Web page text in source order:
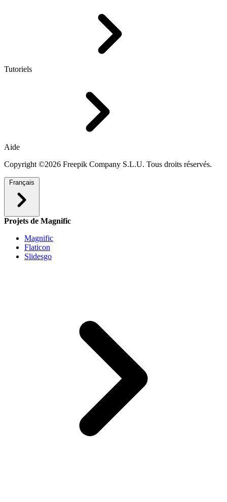
Tutoriels
Aide
Copyright ©2026 Freepik Company S.L.U. Tous droits réservés.
Français
Projets de Magnific
Magnific
Flaticon
Slidesgo